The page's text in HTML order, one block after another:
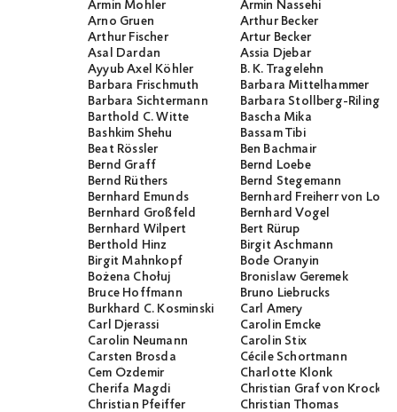
Armin Mohler
Armin Nassehi
Arno Gruen
Arthur Becker
Arthur Fischer
Artur Becker
Asal Dardan
Assia Djebar
Ayyub Axel Köhler
B. K. Tragelehn
Barbara Frischmuth
Barbara Mittelhammer
Barbara Sichtermann
Barbara Stollberg-Rilinger
Barthold C. Witte
Bascha Mika
Bashkim Shehu
Bassam Tibi
Beat Rössler
Ben Bachmair
Bernd Graff
Bernd Loebe
Bernd Rüthers
Bernd Stegemann
Bernhard Emunds
Bernhard Freiherr von
Bernhard Großfeld
Bernhard Vogel
Bernhard Wilpert
Bert Rürup
Berthold Hinz
Birgit Aschmann
Birgit Mahnkopf
Bode Oranyin
Bożena Chołuj
Bronislaw Geremek
Bruce Hoffmann
Bruno Liebrucks
Burkhard C. Kosminski
Carl Amery
Carl Djerassi
Carolin Emcke
Carolin Neumann
Carolin Stix
Carsten Brosda
Cécile Schortmann
Cem Özdemir
Charlotte Klonk
Cherifa Magdi
Christian Graf von
Christian Pfeiffer
Christian Thomas